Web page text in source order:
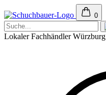
0
Lokaler Fachhändler Würzburg